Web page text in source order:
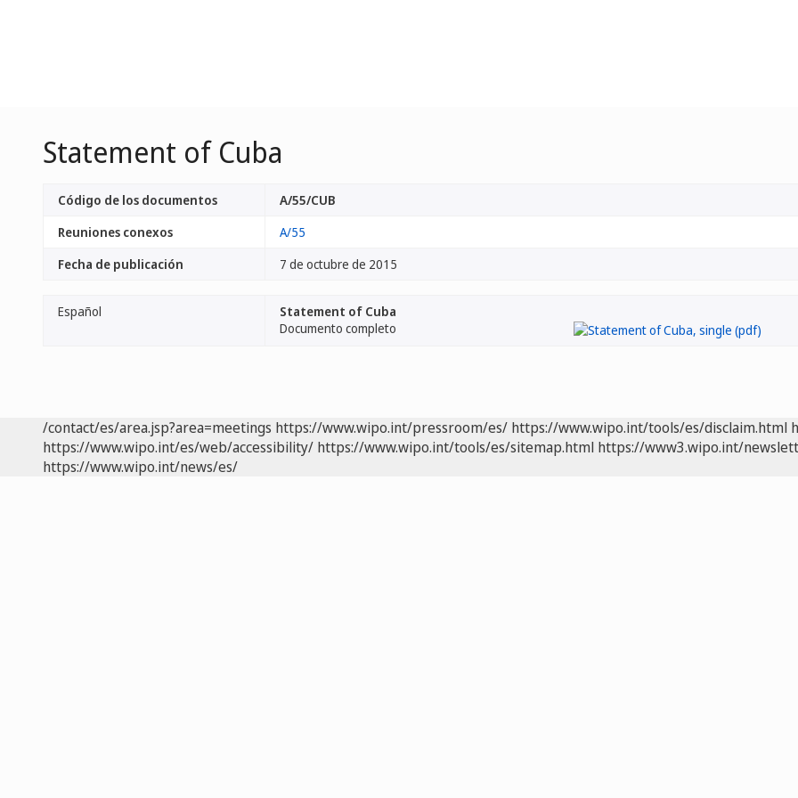
Statement of Cuba
Código de los documentos
A/55/CUB
Reuniones conexos
A/55
Fecha de publicación
7 de octubre de 2015
Español
Statement of Cuba
Documento completo
/contact/es/area.jsp?area=meetings https://www.wipo.int/pressroom/es/ https://www.wipo.int/tools/es/disclaim.html
https://www.wipo.int/es/web/accessibility/ https://www.wipo.int/tools/es/sitemap.html https://www3.wipo.int/
https://www.wipo.int/news/es/